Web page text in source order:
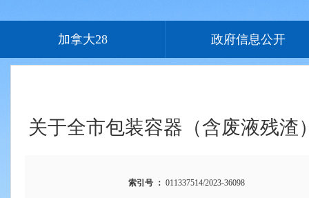
加拿大28 政府信息公开
关于全市包装容器（含废液残
索引号 ： 011337514/2023-36098